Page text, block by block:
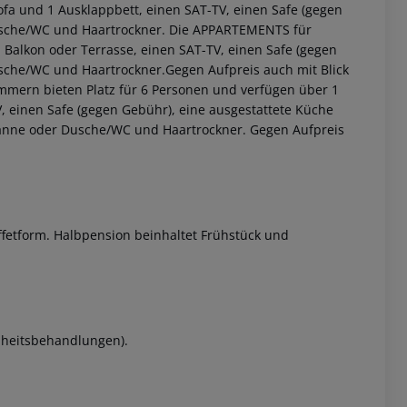
und 1 Ausklappbett, einen SAT-TV, einen Safe (gegen
WC und Haartrockner. Die APPARTEMENTS für
oder Terrasse, einen SAT-TV, einen Safe (gegen
WC und Haartrockner.Gegen Aufpreis auch mit Blick
bieten Platz für 6 Personen und verfügen über 1
Safe (gegen Gebühr), eine ausgestattete Küche
oder Dusche/WC und Haartrockner. Gegen Aufpreis
Halbpension beinhaltet Frühstück und